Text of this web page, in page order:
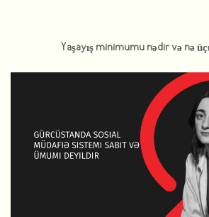
Yaşayış minimumu nədir və nə